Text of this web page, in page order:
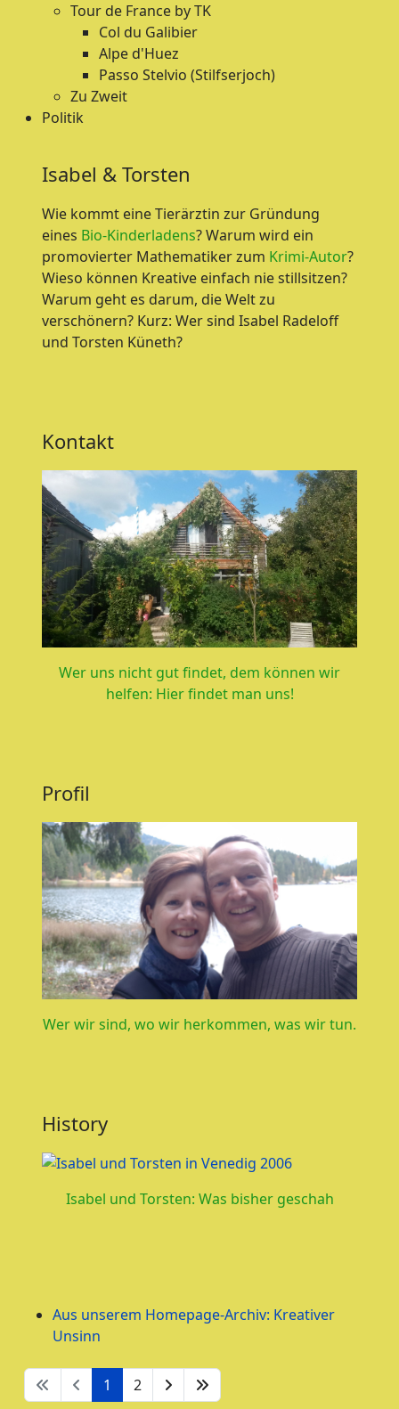
Tour de France by TK
Col du Galibier
Alpe d'Huez
Passo Stelvio (Stilfserjoch)
Zu Zweit
Politik
Isabel & Torsten
Wie kommt eine Tierärztin zur Gründung
eines Bio-Kinderladens? Warum wird ein
promovierter Mathematiker zum Krimi-Autor?
Wieso können Kreative einfach nie stillsitzen?
Warum geht es darum, die Welt zu
verschönern? Kurz: Wer sind Isabel Radeloff
und Torsten Küneth?
Kontakt
Wer uns nicht gut findet, dem können wir
helfen: Hier findet man uns!
Profil
Wer wir sind, wo wir herkommen, was wir tun.
History
Isabel und Torsten: Was bisher geschah
Aus unserem Homepage-Archiv: Kreativer
Unsinn
1 2